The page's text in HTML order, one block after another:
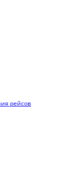
рейсов